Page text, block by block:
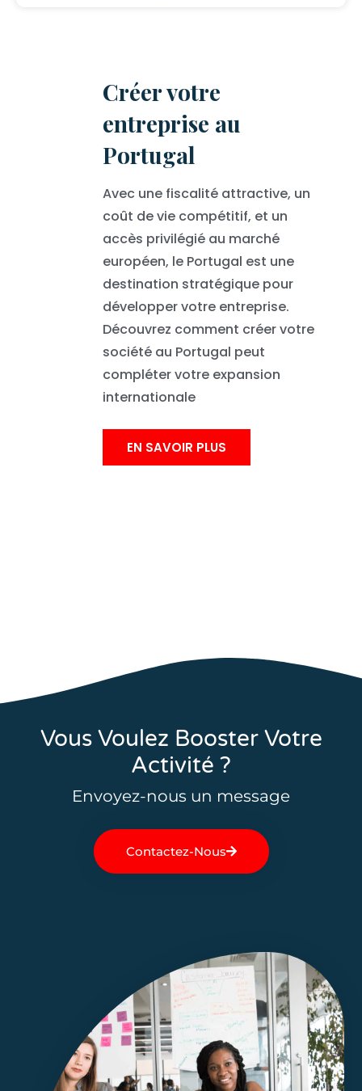
Créer votre
entreprise au
Portugal
Avec une fiscalité attractive, un
coût de vie compétitif, et un
accès privilégié au marché
européen, le Portugal est une
destination stratégique pour
développer votre entreprise.
Découvrez comment créer votre
société au Portugal peut
compléter votre expansion
internationale
EN SAVOIR PLUS
Vous Voulez Booster Votre
Activité ?
Envoyez-nous un message
Contactez-Nous